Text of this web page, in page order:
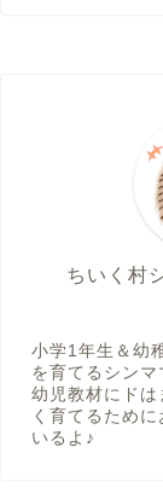
ちいく村
小学1年生＆幼
を育てるシン
幼児教材にド
く育てるため
いるよ♪